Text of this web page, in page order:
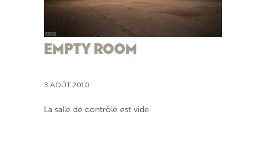
EMPTY ROOM
3 AOÛT 2010
La salle de contrôle est vide.